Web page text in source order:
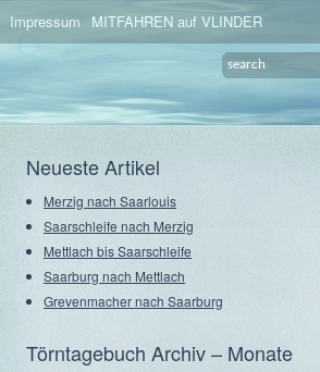
Impressum MITFAHREN auf VLINDER
Neueste Artikel
Merzig nach Saarlouis
Saarschleife nach Merzig
Mettlach bis Saarschleife
Saarburg nach Mettlach
Grevenmacher nach Saarburg
Törntagebuch Archiv – Monate